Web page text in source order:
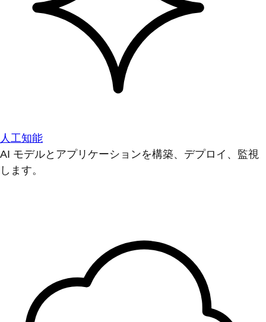
人工知能
AI モデルとアプリケーションを構築、デプロイ、監視
します。